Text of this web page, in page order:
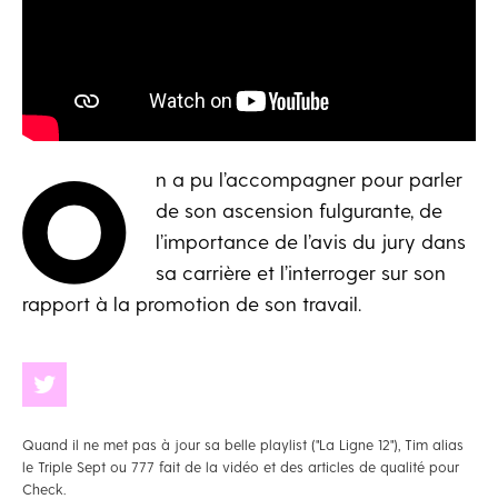
O
n a pu l’accompagner pour parler
de son ascension fulgurante, de
l’importance de l’avis du jury dans
sa carrière et l’interroger sur son
rapport à la promotion de son travail.
Quand il ne met pas à jour sa belle playlist ("La Ligne 12"), Tim alias
le Triple Sept ou 777 fait de la vidéo et des articles de qualité pour
Check.